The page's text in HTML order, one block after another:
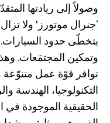
وصولاً إلى ريادتها
’جنرال موتورز‘ ولا
يتخطّى حدود
وتمكين المجتمَعات.
توافر قوّة عمل متنوّعة
التكنولوجيا، الهندسة
الحقيقية الموجودة في